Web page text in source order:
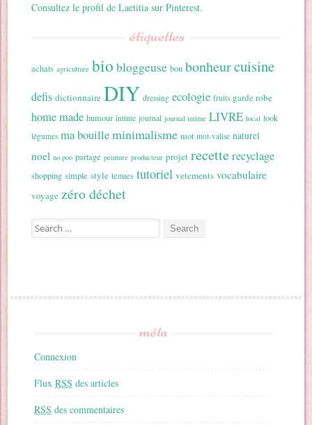
Consultez le profil de Laetitia sur Pinterest.
étiquettes
achats agriculture bio bloggeuse bon bonheurcuisine
defis dictionnaire DIY dressing ecologie fruits garde robe
home made humour intime journal journal intime LIVRE local look
légumes ma bouilleminimalisme mot mot-valise naturel
noel no poo partage peinture producteur projet recetterecyclage
shopping simple style tenues tutoriel vetements vocabulaire
voyage zéro déchet
Search for:
méta
Connexion
FluxRSS des articles
RSS des commentaires